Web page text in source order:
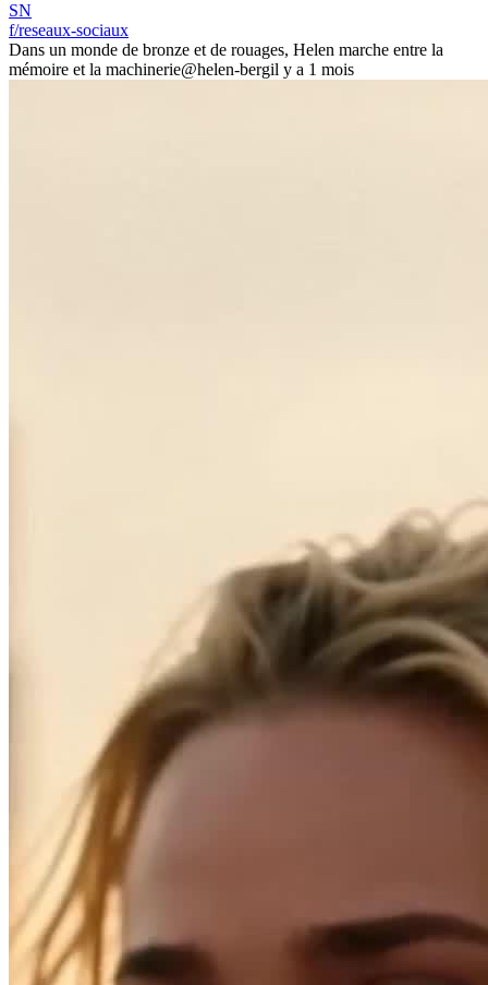
SN
f/reseaux-sociaux
Dans un monde de bronze et de rouages, Helen marche entre la
mémoire et la machinerie@helen-bergil y a 1 mois